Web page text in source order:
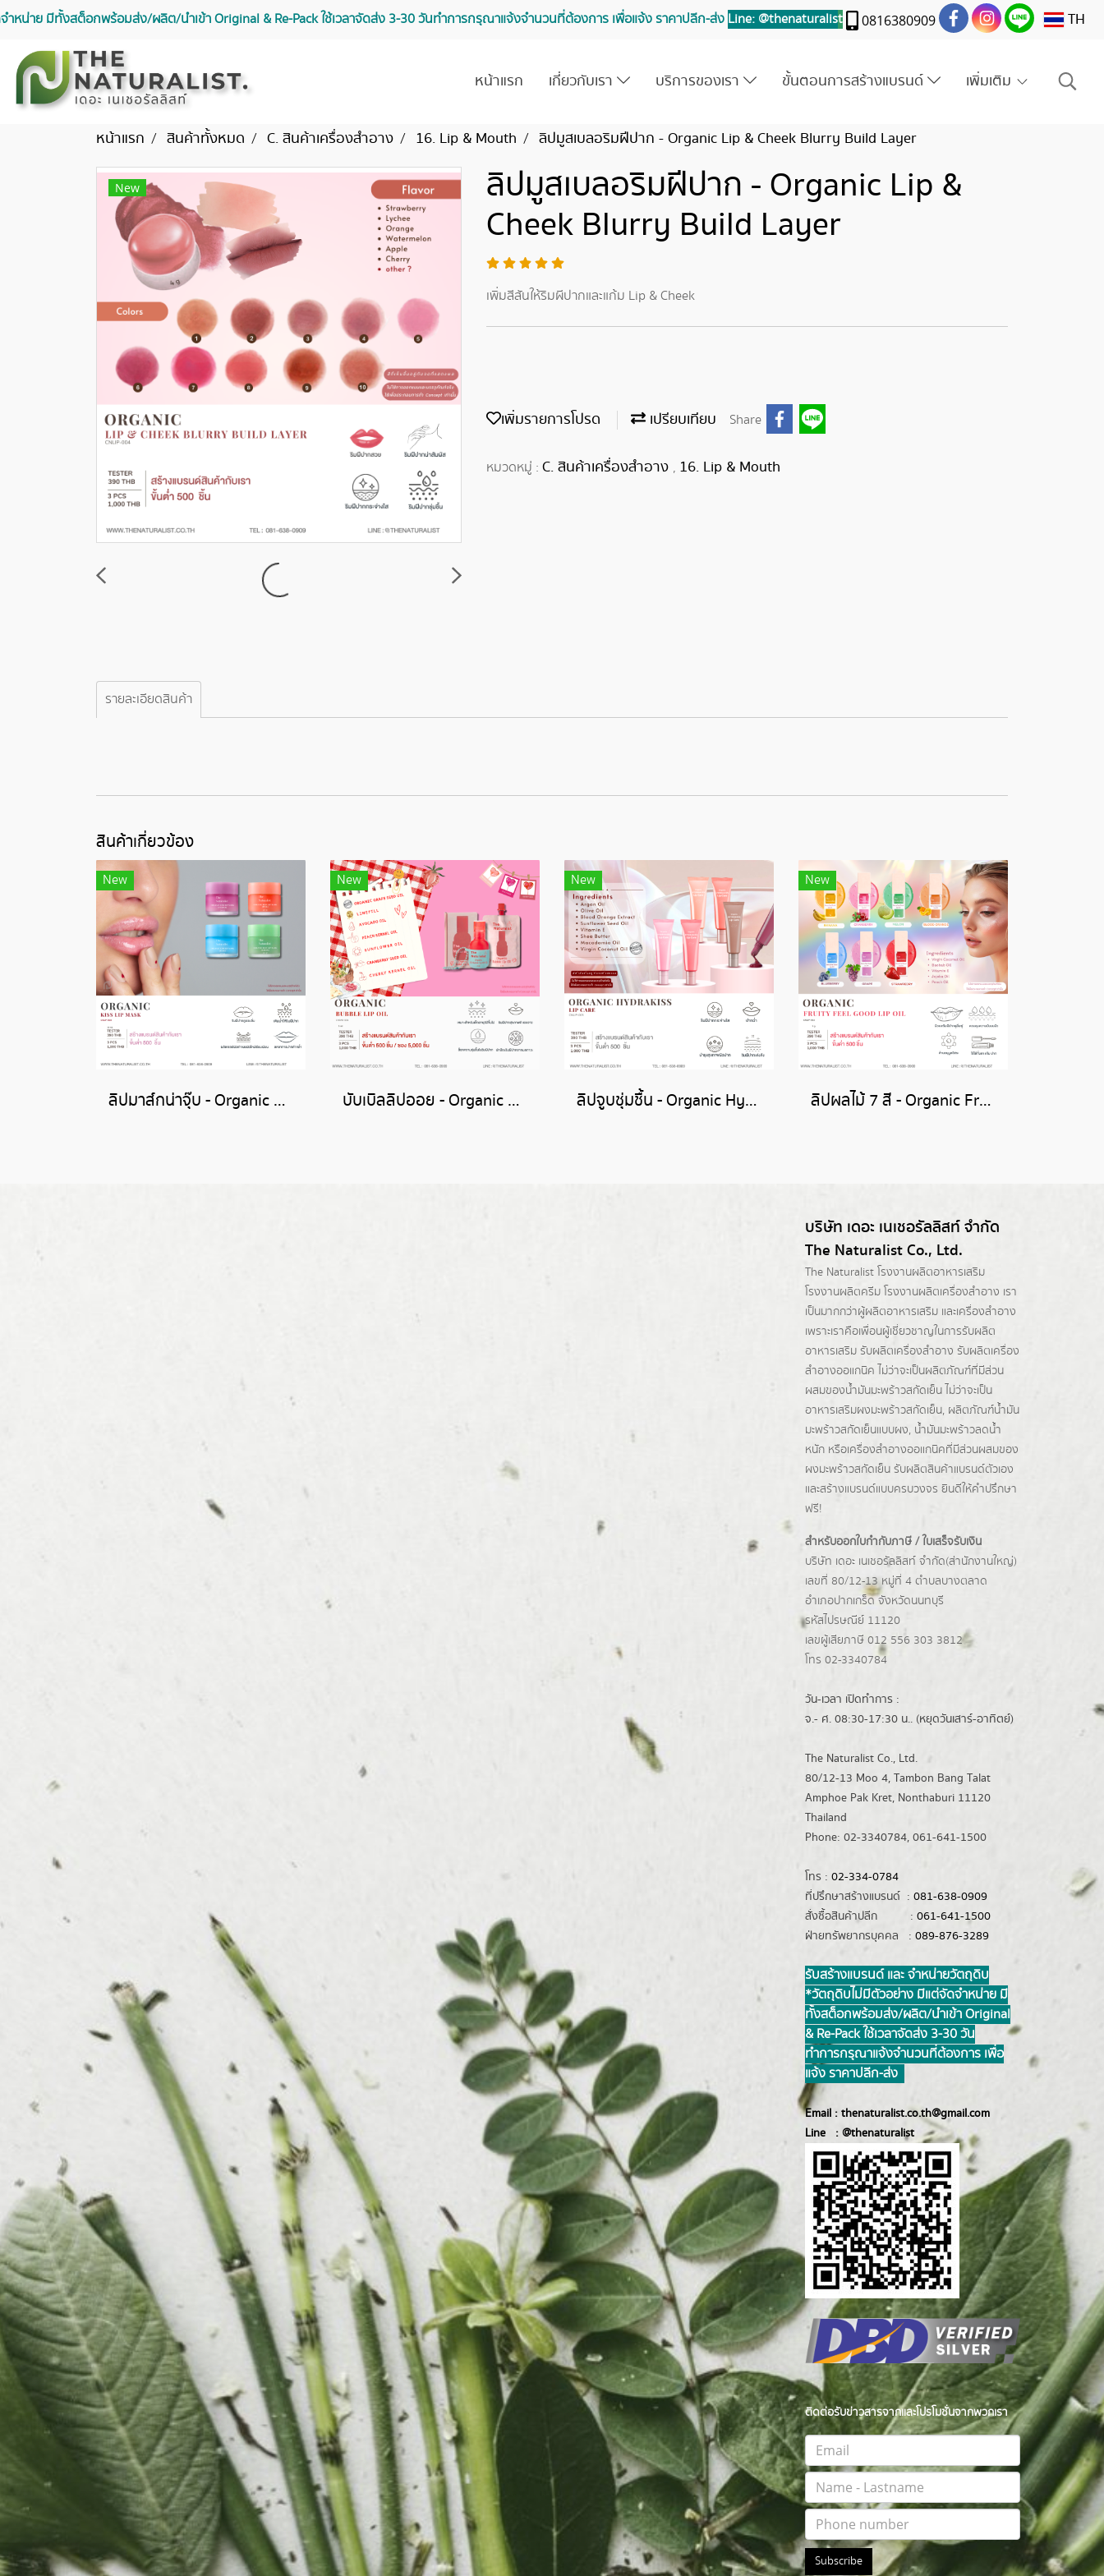
น่าย มีทั้งสต็อกพร้อมส่ง/ผลิต/นำเข้า Original & Re-Pack ใช้เวลาจัดส่ง 3-30 วันทำการ กรุณาแจ้งจำนวนที่ต้องการ เพื่อแจ้ง ราคาปลีก-ส่ง Line: @thenaturalist 0816380909 TH
หน้าแรก เกี่ยวกับเรา บริการของเรา ขั้นตอนการสร้างแบรนด์ เพิ่มเติม
หน้าแรก สินค้าทั้งหมด C. สินค้าเครื่องสำอาง 16. Lip & Mouth ลิปมูสเบลอริมฝีปาก - Organic Lip & Cheek Blurry Build Layer
New
ลิปมูสเบลอริมฝีปาก - Organic Lip &
Cheek Blurry Build Layer
เพิ่มสีสันให้ริมผีปากและแก้ม Lip & Cheek
เพิ่มรายการโปรด เปรียบเทียบ Share
หมวดหมู่ : C. สินค้าเครื่องสำอาง , 16. Lip & Mouth
รายละเอียดสินค้า
สินค้าเกี่ยวข้อง
New
ลิปมาส์กน่าจุ๊บ - Organic Kiss Lip Mask
New
บับเบิลลิปออย - Organic Bubble Lip Oil
New
ลิปจูบชุ่มชื้น - Organic HydraKiss Lip Care
New
ลิปผลไม้ 7 สี - Organic Fruity Feel Good Lip Oil
บริษัท เดอะ เนเชอรัลลิสท์ จำกัด
The Naturalist Co., Ltd.
The Naturalist โรงงานผลิตอาหารเสริม
โรงงานผลิตครีมโรงงานผลิตเครื่องสำอาง เรา
เป็นมากกว่าผู้ผลิตอาหารเสริมและเครื่องสำอาง
เพราะเราคือเพื่อนผู้เชี่ยวชาญในการรับผลิต
อาหารเสริม รับผลิตเครื่องสำอาง รับผลิตเครื่อง
สำอางออแกนิค ไม่ว่าจะเป็นผลิตภัณฑ์ที่มีส่วน
ผสมของน้ำมันมะพร้าวสกัดเย็น ไม่ว่าจะเป็น
อาหารเสริมผงมะพร้าวสกัดเย็น, ผลิตภัณฑ์น้ำมัน
มะพร้าวสกัดเย็นแบบผง, น้ำมันมะพร้าวลดน้ำ
หนักหรือเครื่องสำอางออแกนิคที่มีส่วนผสมของ
ผงมะพร้าวสกัดเย็น รับผลิตสินค้าแบรนด์ตัวเอง
และสร้างแบรนด์แบบครบวงจร ยินดีให้คำปรึกษา
ฟรี!
สำหรับออกใบกำกับภาษี / ใบเสร็จรับเงิน
บริษัท เดอะ เนเชอรัลลิสท์ จำกัด(ส่านักงานใหญ่)
เลขที่ 80/12-13 หมู่ที่ 4 ตำบลบางตลาด
อำเภอปากเกร็ดจังหวัดนนทบุรี
รหัสไปรษณีย์ 11120
เลขผู้เสียภาษี 012 556 303 3812
โทร 02-3340784
วัน-เวลา เปิดทำการ :
จ.- ศ. 08:30-17:30 น.. (หยุดวันเสาร์-อาทิตย์)
The Naturalist Co., Ltd.
80/12-13 Moo 4, Tambon Bang Talat
Amphoe Pak Kret, Nonthaburi 11120
Thailand
Phone: 02-3340784, 061-641-1500
โทร : 02-334-0784
ที่ปรึกษาสร้างแบรนด์ : 081-638-0909
สั่งซื้อสินค้าปลีก : 061-641-1500
ฝ่ายทรัพยากรบุคคล : 089-876-3289
รับสร้างแบรนด์ และ จำหน่ายวัตถุดิบ
*วัตถุดิบไม่มีตัวอย่าง มีแต่จัดจำหน่าย มี
ทั้งสต็อกพร้อมส่ง/ผลิต/นำเข้า Original
& Re-Pack ใช้เวลาจัดส่ง 3-30 วัน
ทำการ กรุณาแจ้งจำนวนที่ต้องการ เพื่อ
แจ้ง ราคาปลีก-ส่ง
Email : thenaturalist.co.th@gmail.com
Line : @thenaturalist
ติดต่อรับข่าวสารจากและโปรโมชั่นจากพวกเรา
Subscribe